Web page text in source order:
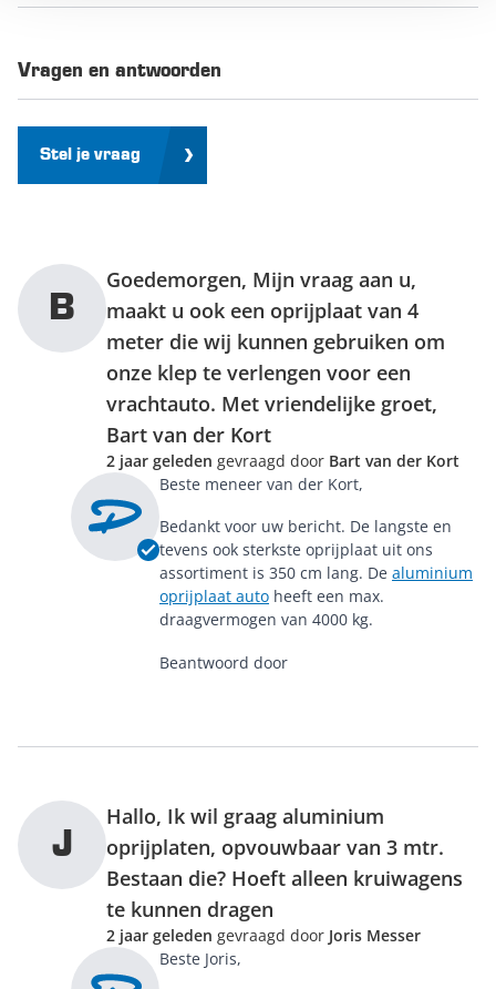
Vragen en antwoorden
Stel je vraag
B
Goedemorgen, Mijn vraag aan u,
maakt u ook een oprijplaat van 4
meter die wij kunnen gebruiken om
onze klep te verlengen voor een
vrachtauto. Met vriendelijke groet,
Bart van der Kort
2 jaar geleden gevraagd door Bart van der Kort
Beste meneer van der Kort,
Bedankt voor uw bericht. De langste en
tevens ook sterkste oprijplaat uit ons
assortiment is 350 cm lang. De aluminium
oprijplaat auto heeft een max.
draagvermogen van 4000 kg.
Beantwoord door
J
Hallo, Ik wil graag aluminium
oprijplaten, opvouwbaar van 3 mtr.
Bestaan die? Hoeft alleen kruiwagens
te kunnen dragen
2 jaar geleden gevraagd door Joris Messer
Beste Joris,